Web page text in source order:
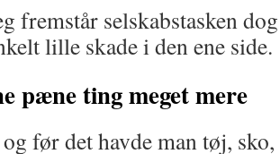
fremstår selskabstasken
lille skade i den ene side.
pæne ting meget mere
før det havde man tøj,